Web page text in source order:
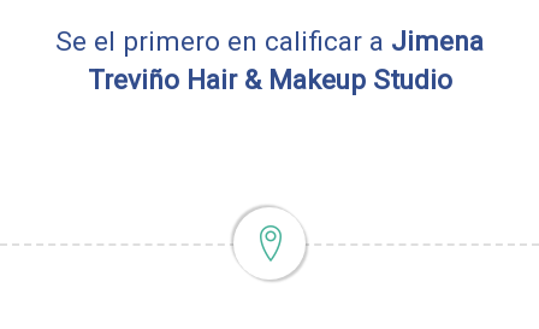
Se el primero en calificar a Jimena
Treviño Hair & Makeup Studio